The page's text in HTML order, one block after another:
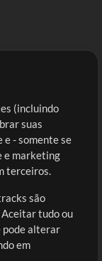
(incluindo
suas
e - somente se
e marketing
terceiros.
são
Aceitar tudo ou
pode alterar
em